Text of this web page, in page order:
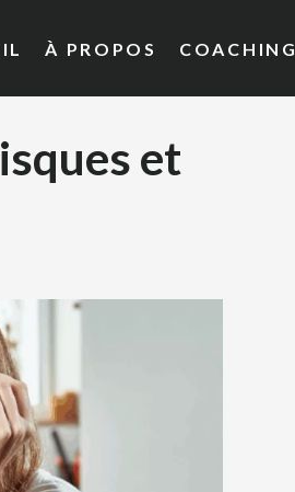
À PROPOS COACHING
et